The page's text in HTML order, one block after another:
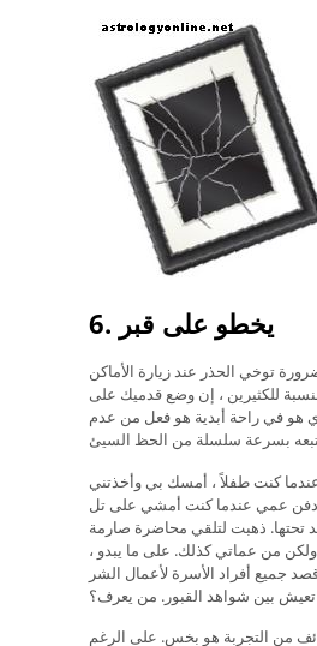
6. يخطو على قبر
توخي الحذر عند زيارة الأماكن
للكثيرين ، إن وضع قدميك على
هو في راحة أبدية هو فعل من عدم
كنت طفلاً ، أمسك بي وأخذتني
دفن عمي عندما كنت أمشي على تل
تحتها. ذهبت لتلقي محاضرة صارمة
من عماتي كذلك. على ما يبدو ،
جميع أفراد الأسرة لأعمال الشر
تعيش بين شواهد القبور. من يعرف؟
من التجربة هو بخس. على الرغم